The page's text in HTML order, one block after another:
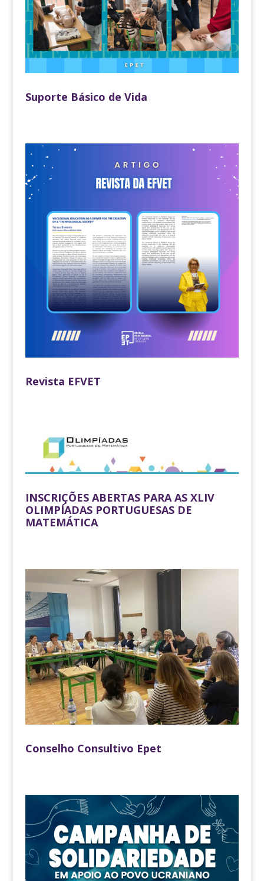
Suporte Básico de Vida
Revista EFVET
INSCRIÇÕES ABERTAS PARA AS XLIV
OLIMPÍADAS PORTUGUESAS DE
MATEMÁTICA
Conselho Consultivo Epet